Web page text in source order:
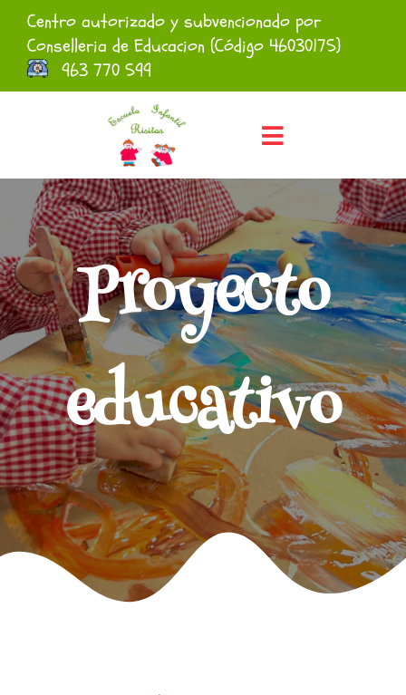
Saltar
contenido
Centro autorizado y subvencionado por
Conselleria de Educacion (Código 46030175)
963 770 599
Toggle
Navigation
PROYECTO
SERVICIOS
MENÚS
CONTACTO
Facebook
Instagram
Proyecto
educativo